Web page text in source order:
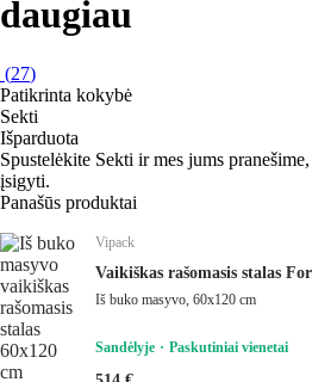
daugiau
(27)
Patikrinta kokybė
Sekti
Išparduota
Spustelėkite Sekti ir mes jums
įsigyti.
Panašūs produktai
Vipack
Vaikiškas rašomasis stalas
Iš buko masyvo, 60x120 cm
Sandėlyje Paskutiniai vienetai